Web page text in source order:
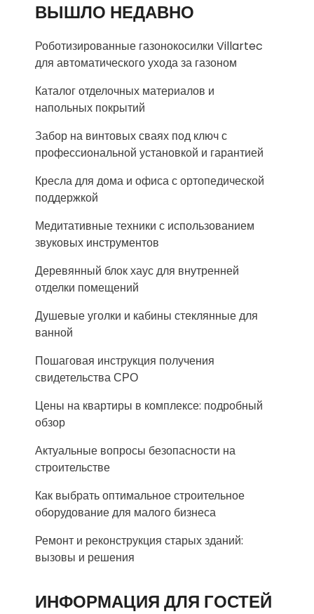
ВЫШЛО НЕДАВНО
Роботизированные газонокосилки Villartec
для автоматического ухода за газоном
Каталог отделочных материалов и
напольных покрытий
Забор на винтовых сваях под ключ с
профессиональной установкой и гарантией
Кресла для дома и офиса с ортопедической
поддержкой
Медитативные техники с использованием
звуковых инструментов
Деревянный блок хаус для внутренней
отделки помещений
Душевые уголки и кабины стеклянные для
ванной
Пошаговая инструкция получения
свидетельства СРО
Цены на квартиры в комплексе: подробный
обзор
Актуальные вопросы безопасности на
строительстве
Как выбрать оптимальное строительное
оборудование для малого бизнеса
Ремонт и реконструкция старых зданий:
вызовы и решения
ИНФОРМАЦИЯ ДЛЯ ГОСТЕЙ